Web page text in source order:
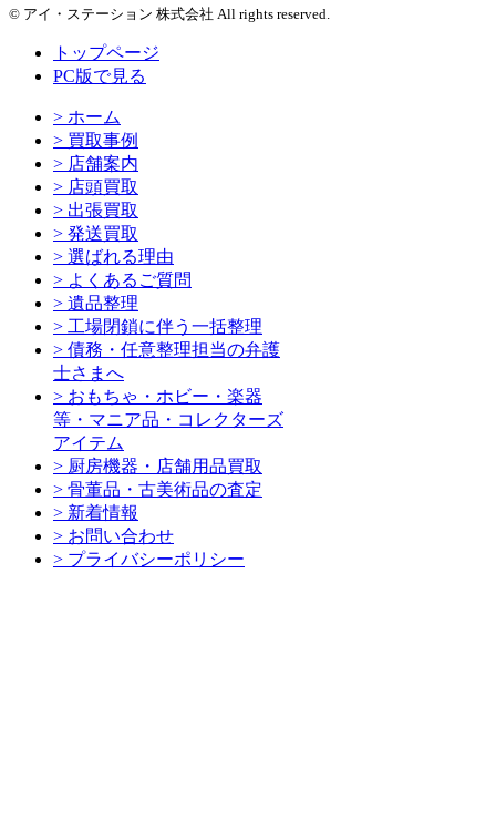
© アイ・ステーション 株式会社 All rights reserved.
トップページ
PC版で見る
> ホーム
> 買取事例
> 店舗案内
> 店頭買取
> 出張買取
> 発送買取
> 選ばれる理由
> よくあるご質問
> 遺品整理
> 工場閉鎖に伴う一括整理
> 債務・任意整理担当の弁護
士さまへ
> おもちゃ・ホビー・楽器
等・マニア品・コレクターズ
アイテム
> 厨房機器・店舗用品買取
> 骨董品・古美術品の査定
> 新着情報
> お問い合わせ
> プライバシーポリシー